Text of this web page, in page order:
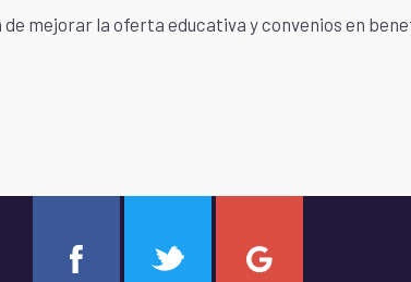
de mejorar la oferta educativa y convenios en